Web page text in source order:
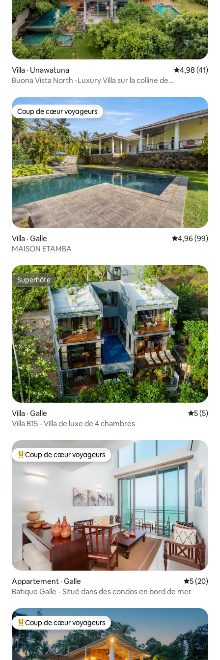
Villa · Unawatuna Note
4,98 (41)
Buona Vista North -Luxury Villa sur la colline de
Coup de cœur voyageurs
Coup de cœur voyageurs
Villa · Galle Note
4,96 (99)
MAISON ETAMBA
Superhôte
Superhôte
Villa · Galle Note
5 (5)
Villa B15 - Villa de luxe de 4 chambres
Coup de cœur voyageurs parmi les plus aimés
Coup de cœur voyageurs
Appartement · Galle Note
5 (20)
Batique Galle - Situé dans des condos en bord de mer
Coup de cœur voyageurs parmi les plus aimés
Coup de cœur voyageurs